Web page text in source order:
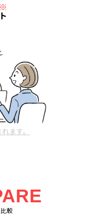
※
ます。
較